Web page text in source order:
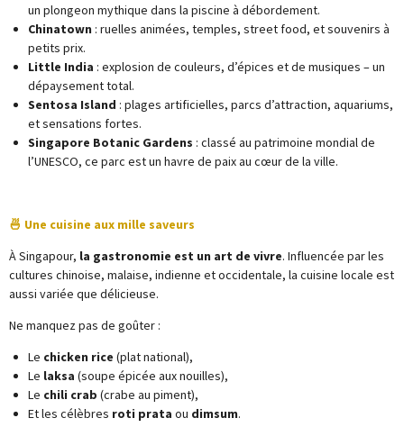
un plongeon mythique dans la piscine à débordement.
Chinatown : ruelles animées, temples, street food, et souvenirs à
petits prix.
Little India : explosion de couleurs, d’épices et de musiques – un
dépaysement total.
Sentosa Island : plages artificielles, parcs d’attraction, aquariums,
et sensations fortes.
Singapore Botanic Gardens : classé au patrimoine mondial de
l’UNESCO, ce parc est un havre de paix au cœur de la ville.
🍜 Une cuisine aux mille saveurs
À Singapour, la gastronomie est un art de vivre. Influencée par les
cultures chinoise, malaise, indienne et occidentale, la cuisine locale est
aussi variée que délicieuse.
Ne manquez pas de goûter :
Le chicken rice (plat national),
Le laksa (soupe épicée aux nouilles),
Le chili crab (crabe au piment),
Et les célèbres roti prata ou dimsum.